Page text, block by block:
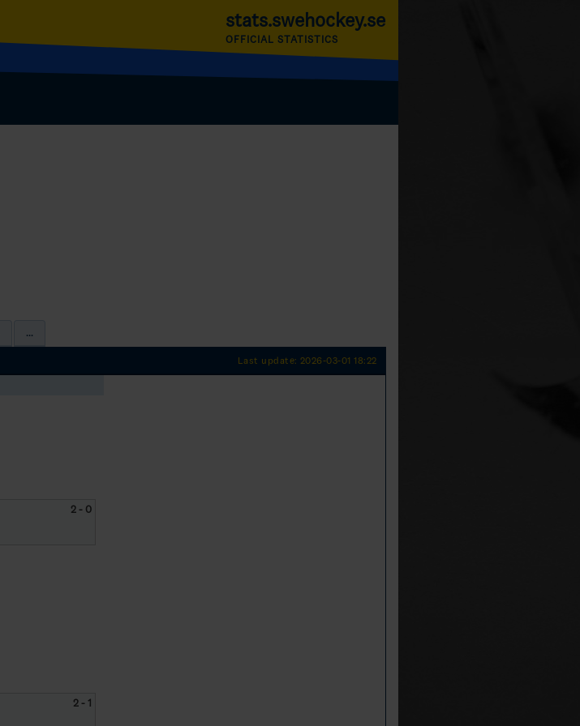
stats.swehockey.se
OFFICIAL STATISTICS
...
Last update: 2026-03-01 18:22
2 - 0
2 - 1